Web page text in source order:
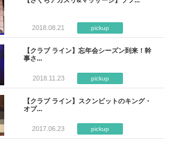
2018.08.21 pickup
【クラブ ライン】忘年会シーズン到来！幹
事さ...
2018.11.23 pickup
【クラブ ライン】スクンビットのキング・
オブ...
2017.06.23 pickup